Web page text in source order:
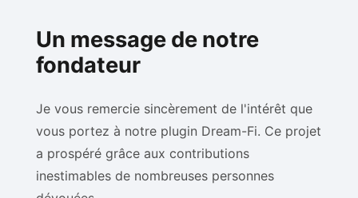
Un message de notre
fondateur
Je vous remercie sincèrement de l'intérêt que
vous portez à notre plugin Dream-Fi. Ce projet
a prospéré grâce aux contributions
inestimables de nombreuses personnes